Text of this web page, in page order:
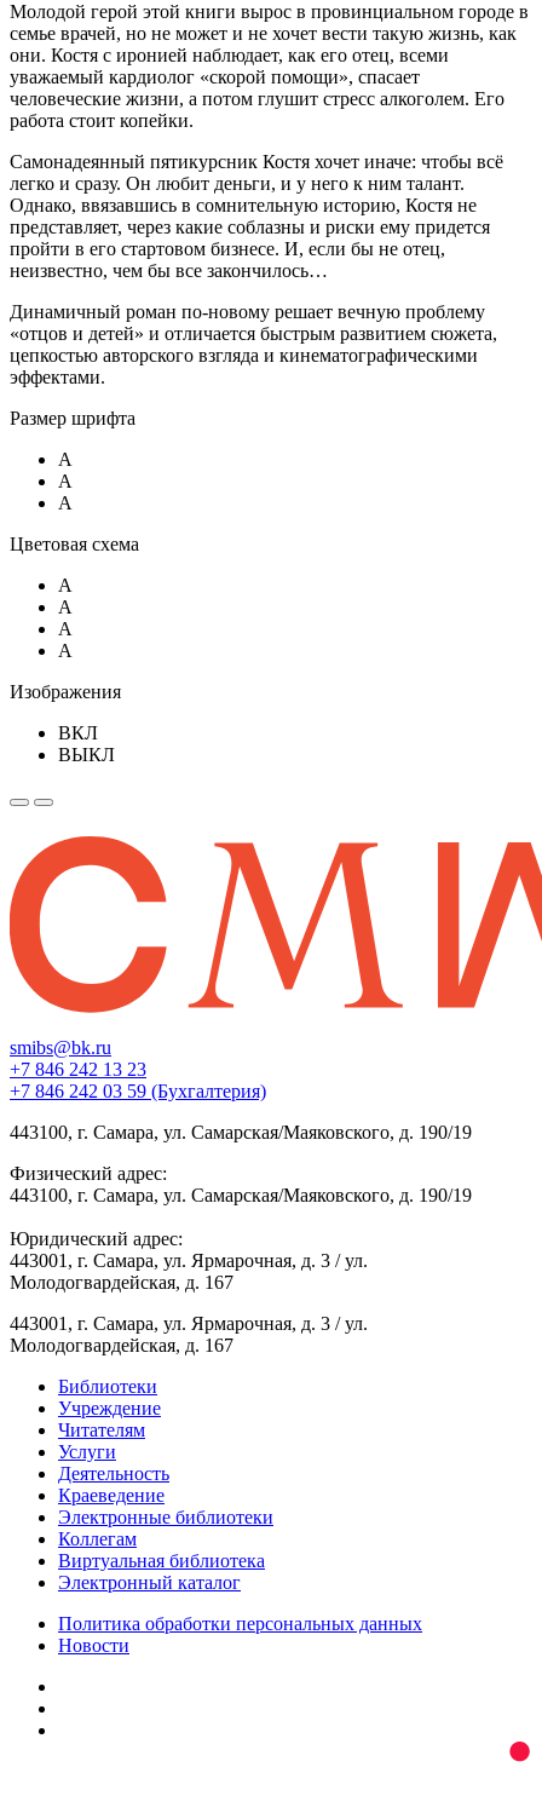
Молодой герой этой книги вырос в провинциальном городе в
семье врачей, но не может и не хочет вести такую жизнь, как
они. Костя с иронией наблюдает, как его отец, всеми
уважаемый кардиолог «скорой помощи», спасает
человеческие жизни, а потом глушит стресс алкоголем. Его
работа стоит копейки.
Самонадеянный пятикурсник Костя хочет иначе: чтобы всё
легко и сразу. Он любит деньги, и у него к ним талант.
Однако, ввязавшись в сомнительную историю, Костя не
представляет, через какие соблазны и риски ему придется
пройти в его стартовом бизнесе. И, если бы не отец,
неизвестно, чем бы все закончилось…
Динамичный роман по-новому решает вечную проблему
«отцов и детей» и отличается быстрым развитием сюжета,
цепкостью авторского взгляда и кинематографическими
эффектами.
Размер шрифта
A
A
A
Цветовая схема
A
A
A
A
Изображения
ВКЛ
ВЫКЛ
smibs@bk.ru
+7 846 242 13 23
+7 846 242 03 59 (Бухгалтерия)
443100, г. Самара, ул. Самарская/Маяковского, д. 190/19
Физический адрес:
443100, г. Самара, ул. Самарская/Маяковского, д. 190/19
Юридический адрес:
443001, г. Самара, ул. Ярмарочная, д. 3 / ул.
Молодогвардейская, д. 167
443001, г. Самара, ул. Ярмарочная, д. 3 / ул.
Молодогвардейская, д. 167
Библиотеки
Учреждение
Читателям
Услуги
Деятельность
Краеведение
Электронные библиотеки
Коллегам
Виртуальная библиотека
Электронный каталог
Политика обработки персональных данных
Новости